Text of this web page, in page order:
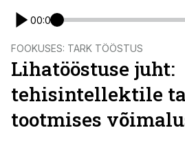
00:00
FOOKUSES: TARK TÖÖSTUS
Lihatööstuse juht:
tehisintellektile
tootmises